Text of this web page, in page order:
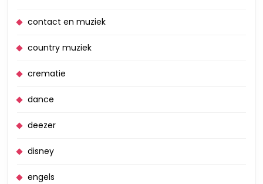
contact en muziek
country muziek
crematie
dance
deezer
disney
engels